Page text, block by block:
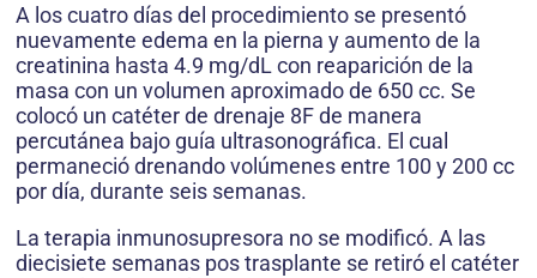
A los cuatro días del procedimiento se presentó
nuevamente edema en la pierna y aumento de la
creatinina hasta 4.9 mg/dL con reaparición de la
masa con un volumen aproximado de 650 cc. Se
colocó un catéter de drenaje 8F de manera
percutánea bajo guía ultrasonográfica. El cual
permaneció drenando volúmenes entre 100 y 200 cc
por día, durante seis semanas.
La terapia inmunosupresora no se modificó. A las
diecisiete semanas pos trasplante se retiró el catéter